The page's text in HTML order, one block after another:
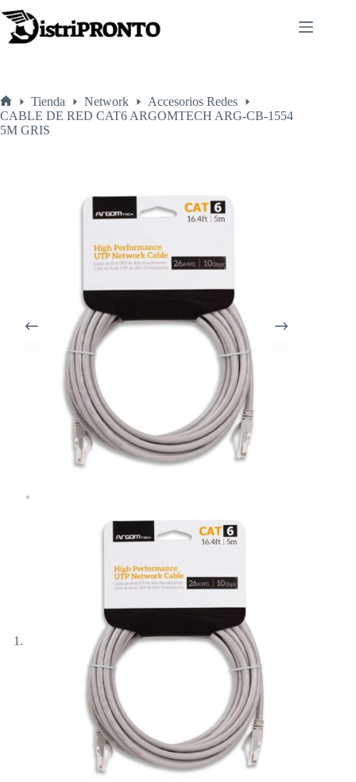
al
contenido
Inicio
Tienda Network
Accesorios Redes
CABLE DE RED CAT6 ARGOMTECH ARG-CB-1554
5M GRIS